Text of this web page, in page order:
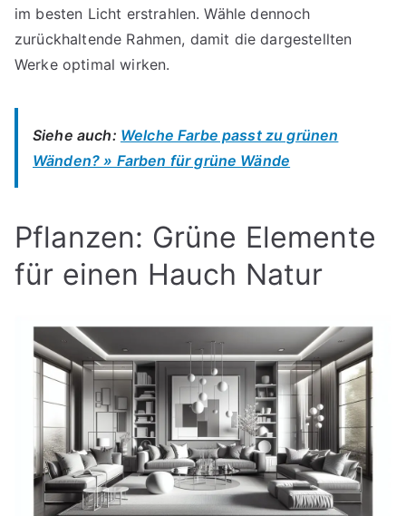
im besten Licht erstrahlen. Wähle dennoch
zurückhaltende Rahmen, damit die dargestellten
Werke optimal wirken.
Siehe auch: Welche Farbe passt zu grünen
Wänden? » Farben für grüne Wände
Pflanzen: Grüne Elemente
für einen Hauch Natur